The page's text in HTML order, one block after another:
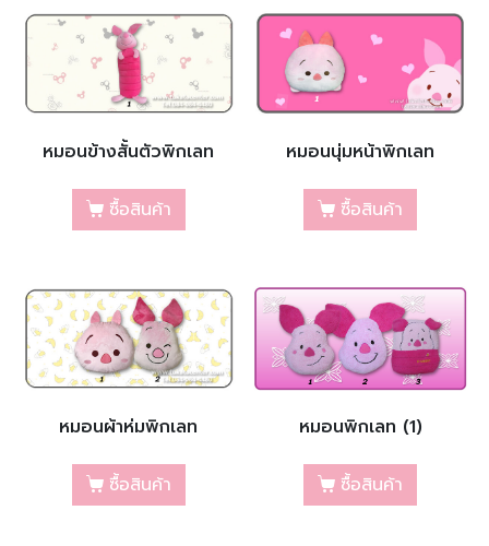
หมอนข้างสั้นตัวพิกเลท
ซื้อสินค้า
หมอนนุ่มหน้าพิกเลท
ซื้อสินค้า
หมอนผ้าห่มพิกเลท
ซื้อสินค้า
หมอนพิกเลท (1)
ซื้อสินค้า